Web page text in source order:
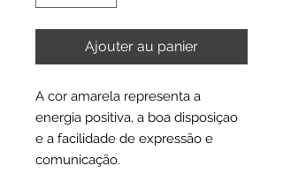
Ajouter au panier
A cor amarela representa a
energia positiva, a boa disposiçao
e a facilidade de expressão e
comunicação.